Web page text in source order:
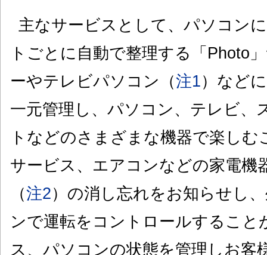
主なサービスとして、パソコン
トごとに自動で整理する「Photo
ーやテレビパソコン（注1）など
一元管理し、パソコン、テレビ、
トなどのさまざまな機器で楽し
サービス、エアコンなどの家電機
（注2）の消し忘れをお知らせし
ンで運転をコントロールすること
ス、パソコンの状態を管理しお客